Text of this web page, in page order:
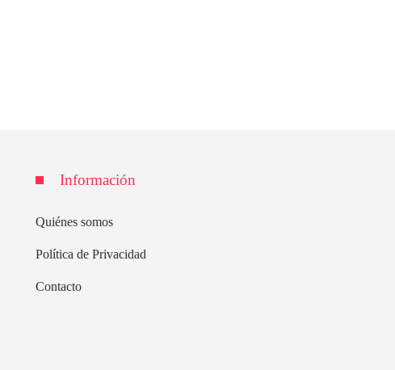
Información
Quiénes somos
Política de Privacidad
Contacto